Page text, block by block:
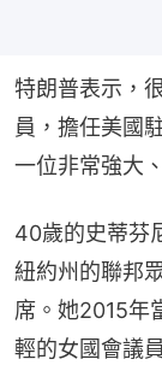
特朗普表示，
員，擔任美國
一位非常強大
40歲的史蒂芬
紐約州的聯邦
席。她2015年
輕的女國會議